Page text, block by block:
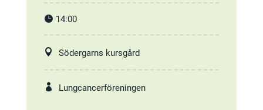
14:00
Södergarns kursgård
Lungcancerföreningen